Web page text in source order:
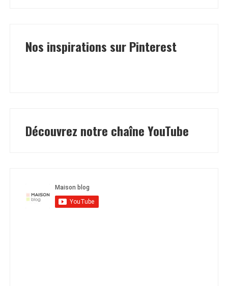
Nos inspirations sur Pinterest
Découvrez notre chaîne YouTube